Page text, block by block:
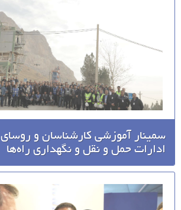
سمینار آموزشی کارشناسان و روسای
ادارات حمل و نقل و نگهداری راه‌ها